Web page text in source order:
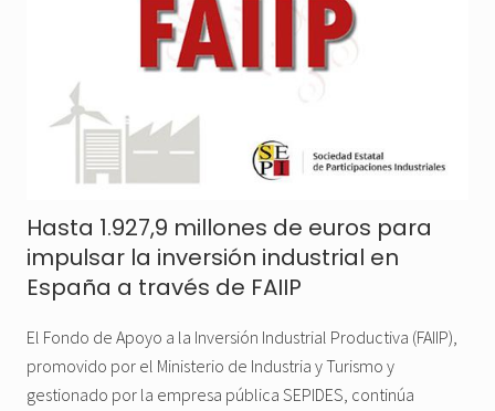
Hasta 1.927,9 millones de euros para
impulsar la inversión industrial en
España a través de FAIIP
El Fondo de Apoyo a la Inversión Industrial Productiva (FAIIP),
promovido por el Ministerio de Industria y Turismo y
gestionado por la empresa pública SEPIDES, continúa